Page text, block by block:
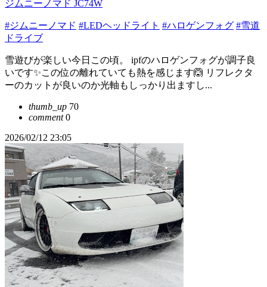
ジムニーノマド JC74W
#ジムニーノマド #LEDヘッドライト #ハロゲンフォグ #雪道
ドライブ
雪遊びが楽しい今日この頃。 ipfのハロゲンフォグが調子良
いです✨この位の離れていても熱を感じます🙆 リフレクタ
ーのカットが良いのか光軸もしっかり出ますし...
thumb_up 70
comment0
2026/02/12 23:05